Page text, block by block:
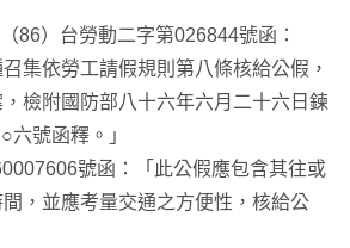
86）台勞動二字第026844號函：
召集依勞工請假規則第八條核給公假，
檢附國防部八十六年六月二十六日鍊
號函釋。」
號函：「此公假應包含其往或
，並應考量交通之方便性，核給公